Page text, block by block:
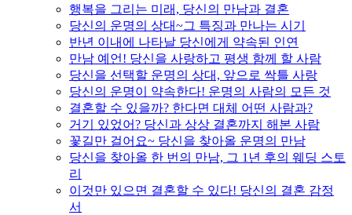
행복을 그리는 미래, 당신의 만남과 결혼
당신의 운명의 상대~그 특징과 만나는 시기
반년 이내에 나타날 당신에게 약속된 인연
만남 예언! 당신을 사랑하고 평생 함께 할 사람
당신을 선택할 운명의 상대, 앞으로 싹틀 사랑
당신의 운명이 약속한다! 운명의 사람의 모든 것
결혼할 수 있을까? 한다면 대체 어떤 사람과?
거기 있었어? 당신과 상상 결혼까지 해본 사람
꽃길만 걸어요~ 당신을 찾아올 운명의 만남
당신을 찾아올 한 번의 만남, 그 1년 후의 웨딩 스토
리
이것만 있으면 결혼할 수 있다! 당신의 결혼 감정
서